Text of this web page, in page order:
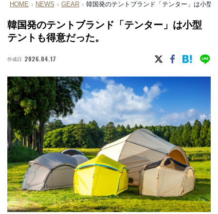
HOME › NEWS › GEAR › 韓国発のテントブランド「テンター」は小型
韓国発のテントブランド「テンター」は小型
テントも得意だった。
作成日 2026.04.17